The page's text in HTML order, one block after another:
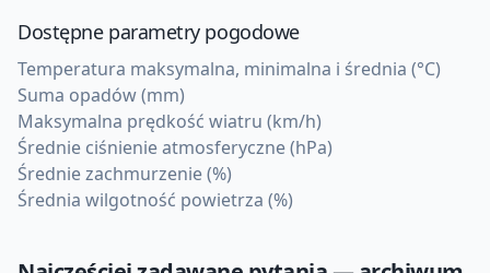
Dostępne parametry pogodowe
Temperatura maksymalna, minimalna i średnia (°C)
Suma opadów (mm)
Maksymalna prędkość wiatru (km/h)
Średnie ciśnienie atmosferyczne (hPa)
Średnie zachmurzenie (%)
Średnia wilgotność powietrza (%)